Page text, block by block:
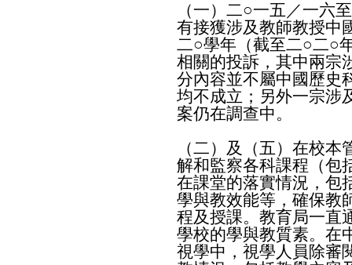
（一）二○一五／一六
有接獲涉及教師教授中
二○學年（截至二○二○
相關的投訴，其中兩宗
分內容並不屬中國歷史
均不成立；另外一宗涉
案仍在調查中。
（二）及（五）在校
解和監察各科課程（包
在課堂的落實情況，包
學與教效能等，確保教
程及授課。教育局一直
學校的學與教質素。在
視學中，視學人員除審